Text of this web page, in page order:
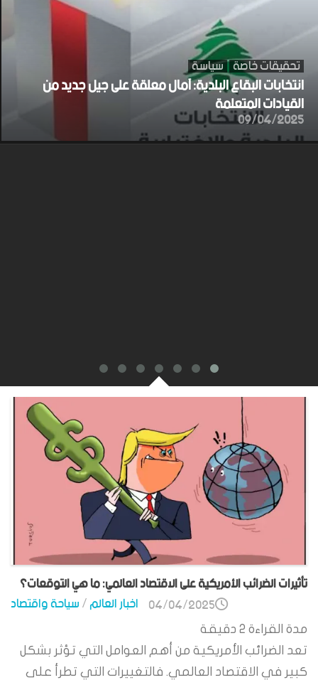
تحقيقات خاصة سياسة
انتخابات البقاع البلدية: آمال معلقة على جيل جديد من
القيادات المتعلمة
09/04/2025
تأثيرات الضرائب الأمريكية على الاقتصاد العالمي: ما هي التوقعات؟
اخبار العالم/سياحة واقتصاد 04/04/2025
مدة القراءة 2 دقيقة
تعد الضرائب الأمريكية من أهم العوامل التي تؤثر بشكل
كبير في الاقتصاد العالمي. فالتغييرات التي تطرأ على